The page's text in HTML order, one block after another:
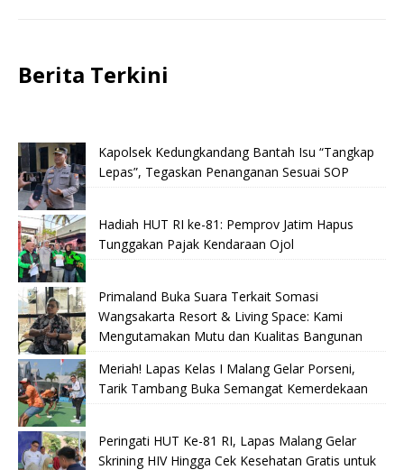
Berita Terkini
Kapolsek Kedungkandang Bantah Isu “Tangkap
Lepas”, Tegaskan Penanganan Sesuai SOP
Hadiah HUT RI ke-81: Pemprov Jatim Hapus
Tunggakan Pajak Kendaraan Ojol
Primaland Buka Suara Terkait Somasi
Wangsakarta Resort & Living Space: Kami
Mengutamakan Mutu dan Kualitas Bangunan
Meriah! Lapas Kelas I Malang Gelar Porseni,
Tarik Tambang Buka Semangat Kemerdekaan
Peringati HUT Ke-81 RI, Lapas Malang Gelar
Skrining HIV Hingga Cek Kesehatan Gratis untuk